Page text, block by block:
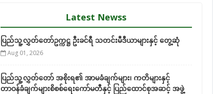
Latest Newss
ပြည်သူ့လွှတ်တော်ဥက္ကဋ္ဌ ဦးခင်ရီ သတင်းမီဒီယာများနှင့် တွေ့ဆုံ
Aug 01, 2026
ပြည်သူ့လွှတ်တော် အစိုးရ၏ အာမခံချက်များ၊ ကတိများနှင့်
တာဝန်ခံချက်များစိစစ်ရေးကော်မတီနှင့် ပြည်ထောင်စုအဆင့် အဖွဲ့